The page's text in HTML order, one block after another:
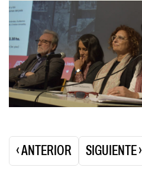
Paginación
‹ ANTERIOR SIGUIENTE ›